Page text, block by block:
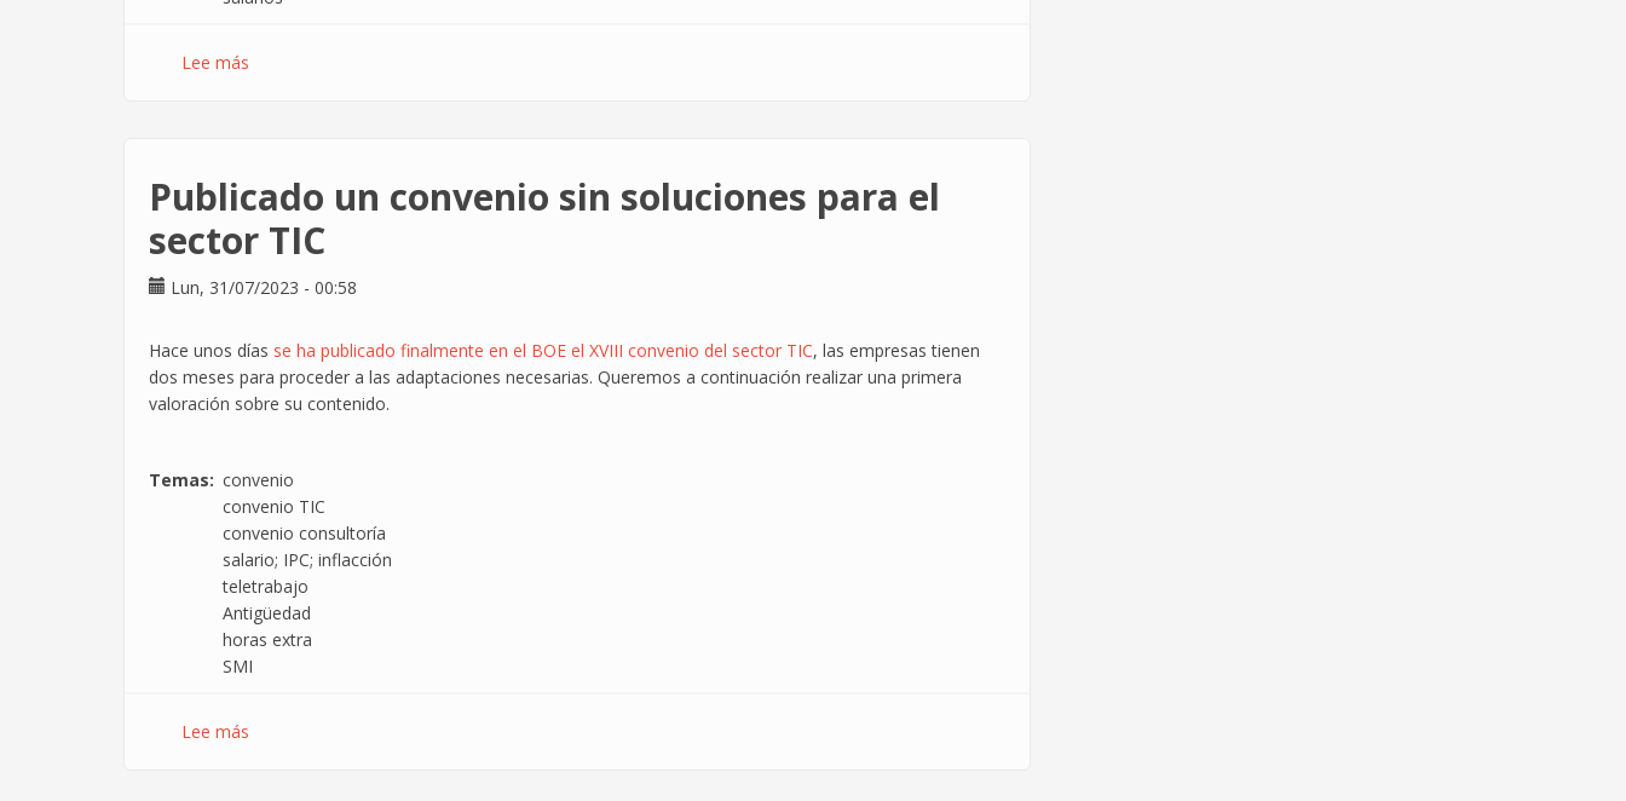
Lee más
el
poder
adquisitivo
Publicado un convenio sin soluciones para el
sector TIC
Lun, 31/07/2023 - 00:58
Hace unos días se ha publicado finalmente en el BOE el XVIII convenio del sector TIC, las empresas tienen
dos meses para proceder a las adaptaciones necesarias. Queremos a continuación realizar una primera
valoración sobre su contenido.
Temas
convenio
convenio TIC
convenio consultoría
salario; IPC; inflacción
teletrabajo
Antigüedad
horas extra
SMI
Lee más